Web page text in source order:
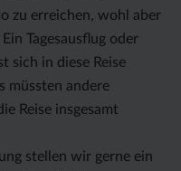
zu erreichen, wohl aber
Tagesausflug oder
sich in diese Reise
müssten andere
Reise insgesamt
stellen wir gerne ein